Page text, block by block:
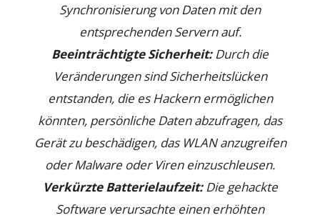
Synchronisierung von Daten mit den
entsprechenden Servern auf.
Beeinträchtigte Sicherheit: Durch die
Veränderungen sind Sicherheitslücken
entstanden, die es Hackern ermöglichen
könnten, persönliche Daten abzufragen, das
Gerät zu beschädigen, das WLAN anzugreifen
oder Malware oder Viren einzuschleusen.
Verkürzte Batterielaufzeit: Die gehackte
Software verursachte einen erhöhten